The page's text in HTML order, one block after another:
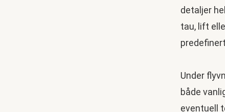
detaljer
tau, lift
Under
både
eventuell